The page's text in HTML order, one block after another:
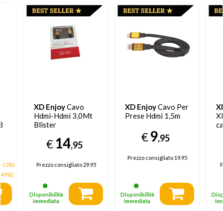
15%)
XD EnjoyCavo
Hdmi-Hdmi 3,0Mt
Blister
€14,95
Prezzo consigliato29.95
Disponibilità
immediata
XD EnjoyCavo Per
Prese Hdmi 1,5m
€9,95
Prezzo consigliato19.95
Disponibilità
immediata